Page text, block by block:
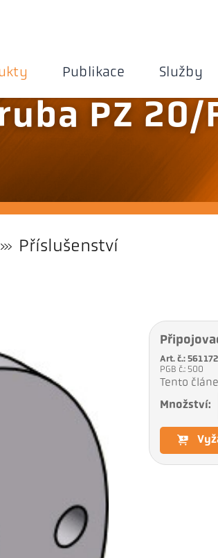
Publikace Služby
PZ 20/
Příslušenství
Art. č.: 561172
PGB č.: 500
Tento
Množství: